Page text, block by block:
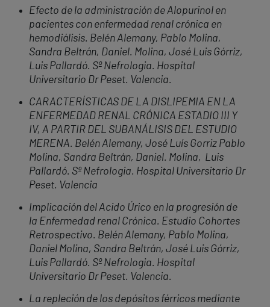
Efecto de la administración de Alopurinol en
pacientes con enfermedad renal crónica en
hemodiálisis. Belén Alemany, Pablo Molina,
Sandra Beltrán, Daniel. Molina, José Luis Górriz,
Luis Pallardó. Sº Nefrologia. Hospital
Universitario Dr Peset. Valencia.
CARACTERÍSTICAS DE LA DISLIPEMIA EN LA
ENFERMEDAD RENAL CRÓNICA ESTADIO III Y
IV, A PARTIR DEL SUBANÁLISIS DEL ESTUDIO
MERENA. Belén Alemany, José Luís Gorriz Pablo
Molina, Sandra Beltrán, Daniel. Molina, Luis
Pallardó. Sº Nefrologia. Hospital Universitario Dr
Peset. Valencia
Implicación del Acido Úrico en la progresión de
la Enfermedad renal Crónica. Estudio Cohortes
Retrospectivo. Belén Alemany, Pablo Molina,
Daniel Molina, Sandra Beltrán, José Luis Górriz,
Luis Pallardó. Sº Nefrologia. Hospital
Universitario Dr Peset. Valencia.
La repleción de los depósitos férricos mediante